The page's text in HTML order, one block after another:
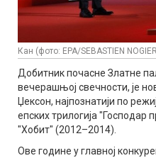
Кан (фото: EPA/SEBASTIEN
Добитник почасне Златне
вечерашњој свечности, је
Џексон, најпознатији по
епских трилогија "Господар
"Хобит" (2012–2014).
Ове године у главној